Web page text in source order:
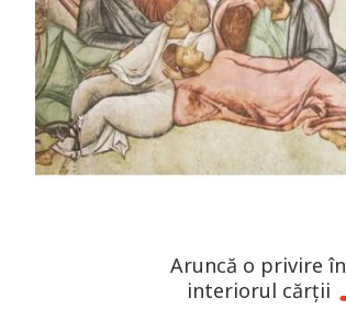
Aruncă o privire în
interiorul cărții